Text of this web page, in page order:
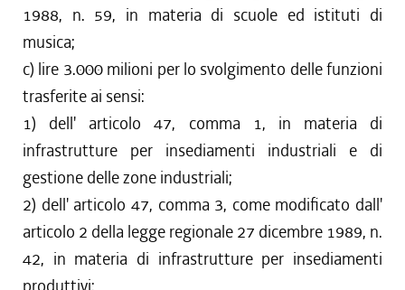
1988, n. 59, in materia di scuole ed istituti di
musica;
c) lire 3.000 milioni per lo svolgimento delle funzioni
trasferite ai sensi:
1) dell' articolo 47, comma 1, in materia di
infrastrutture per insediamenti industriali e di
gestione delle zone industriali;
2) dell' articolo 47, comma 3, come modificato dall'
articolo 2 della legge regionale 27 dicembre 1989, n.
42, in materia di infrastrutture per insediamenti